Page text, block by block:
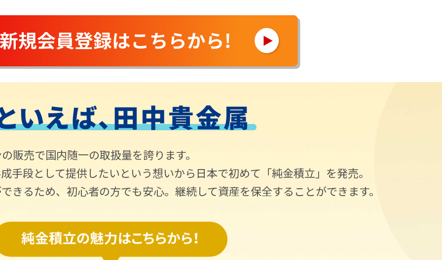
販売で国内随一の取扱量を誇ります。
手段として提供したいという想いから日本で初めて「純金積立」を発売。
きるため、初心者の方でも安心。継続して資産を保全することができます。